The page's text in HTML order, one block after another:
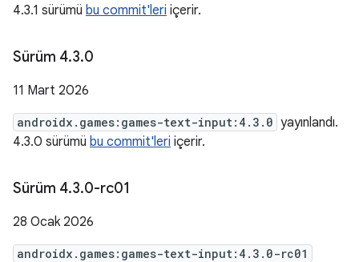
4.3.1 sürümü bu commit'leri içerir.
Sürüm 4.3.0
11 Mart 2026
androidx.games:games-text-input:4.3.0 yayınlandı.
4.3.0 sürümü bu commit'leri içerir.
Sürüm 4.3.0-rc01
28 Ocak 2026
androidx.games:games-text-input:4.3.0-rc01